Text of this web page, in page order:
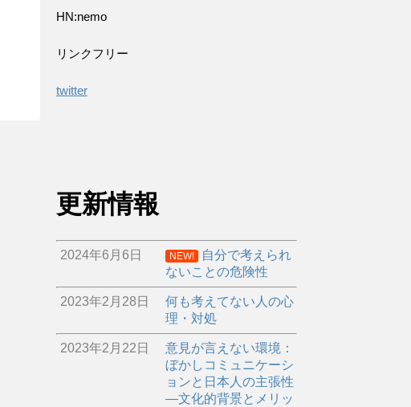
HN:nemo
リンクフリー
twitter
更新情報
2024年6月6日 NEW!
自分で考えられ
ないことの危険性
2023年2月28日
何も考えてない人の心
理・対処
2023年2月22日
意見が言えない環境：
ぼかしコミュニケーシ
ョンと日本人の主張性
―文化的背景とメリッ